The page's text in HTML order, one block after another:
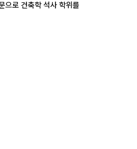
으로 건축학 석사 학위를